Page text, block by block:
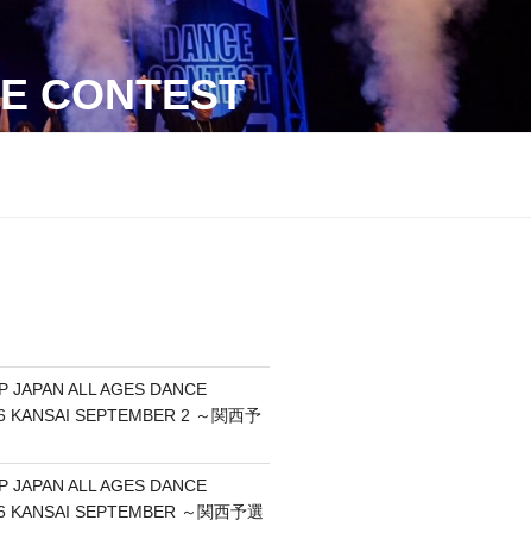
CONTEST
JAPAN ALL AGES DANCE
KANSAI SEPTEMBER 2 ～関西予
JAPAN ALL AGES DANCE
KANSAI SEPTEMBER ～関西予選